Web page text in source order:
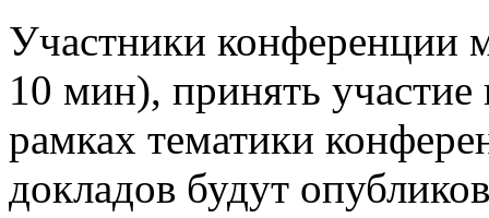
Участники конференции
10 мин), принять
рамках тематики
докладов будут